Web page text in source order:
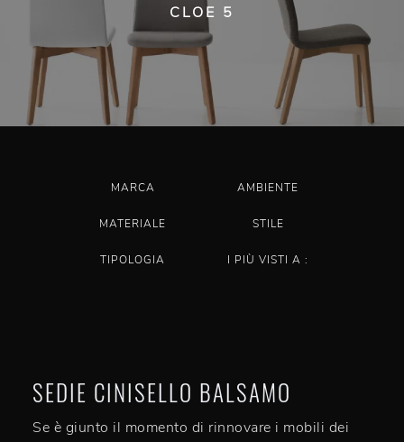
CLOE 5
MARCA AMBIENTE
MATERIALE STILE
TIPOLOGIA I PIÙ VISTI A :
SEDIE CINISELLO BALSAMO
Se è giunto il momento di rinnovare i mobili dei